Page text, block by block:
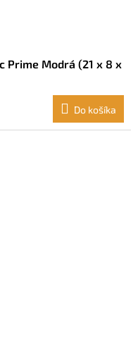
Prime Modrá (21 x 8 x
Do košíka